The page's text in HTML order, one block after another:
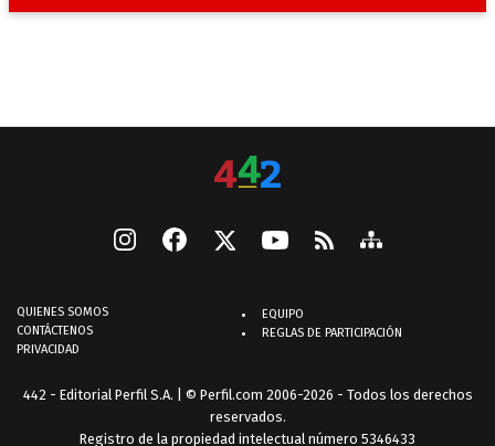
QUIENES SOMOS
CONTÁCTENOS
PRIVACIDAD
EQUIPO
REGLAS DE PARTICIPACIÓN
442 - Editorial Perfil S.A. | © Perfil.com 2006-2026 - Todos los derechos
reservados.
Registro de la propiedad intelectual número 5346433